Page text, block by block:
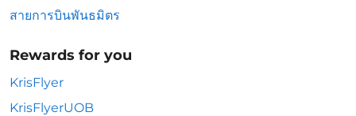
สายการบินพันธมิตร
Rewards for you
KrisFlyer
KrisFlyerUOB